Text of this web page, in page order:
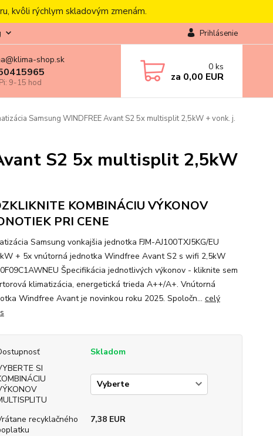
kvôli rýchlym skladovým zmenám.
Prihlásenie
shop.sk
9-15 hod
0 ks
za 0,00 EUR
Samsung WINDFREE Avant S2 5x multisplit 2,5kW + vonk. j.
S2 5x multisplit 2,5kW
KOMBINÁCIU VÝKONOV
PRI CENE
Samsung vonkajšia jednotka FJM-AJ100TXJ5KG/EU
+ 5x vnútorná jednotka Windfree Avant S2 s wifi 2,5kW
Špecifikácia jednotlivých výkonov - kliknite sem
klimatizácia, energetická trieda A++/A+. Vnútorná
Windfree Avant je novinkou roku 2025. Spoločn... celý
Skladom
SI
recyklačného
7,38 EUR